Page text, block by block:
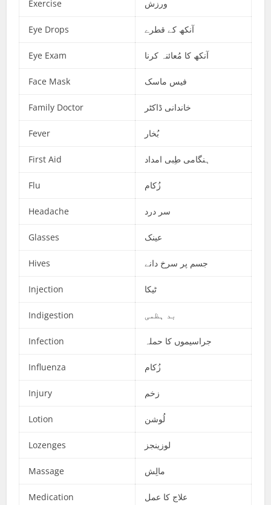
Exercise ورزش
Eye Drops آنکھ کے قطرے
Eye Exam آنکھ کا مُعائنہ کرنا
Face Mask فیس ماسک
Family Doctor خاندانی ڈاکٹر
Fever بُخار
First Aid ہنگامی طِبی امداد
Flu زُکام
Headache سر درد
Glasses عینک
Hives جسم پر سرخ دانے
Injection ٹیکا
Indigestion بد ہظمی
Infection جراسیموں کا حملہ
Influenza زُکام
Injury زخم
Lotion لُوشن
Lozenges لوزینجز
Massage مالِش
Medication علاج کا عمل